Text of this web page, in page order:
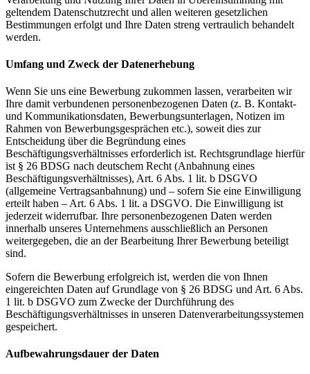
geltendem Datenschutzrecht und allen weiteren gesetzlichen
Bestimmungen erfolgt und Ihre Daten streng vertraulich behandelt
werden.
Umfang und Zweck der Datenerhebung
Wenn Sie uns eine Bewerbung zukommen lassen, verarbeiten wir
Ihre damit verbundenen personenbezogenen Daten (z. B. Kontakt-
und Kommunikationsdaten, Bewerbungsunterlagen, Notizen im
Rahmen von Bewerbungsgesprächen etc.), soweit dies zur
Entscheidung über die Begründung eines
Beschäftigungsverhältnisses erforderlich ist. Rechtsgrundlage hierfür
ist § 26 BDSG nach deutschem Recht (Anbahnung eines
Beschäftigungsverhältnisses), Art. 6 Abs. 1 lit. b DSGVO
(allgemeine Vertragsanbahnung) und – sofern Sie eine Einwilligung
erteilt haben – Art. 6 Abs. 1 lit. a DSGVO. Die Einwilligung ist
jederzeit widerrufbar. Ihre personenbezogenen Daten werden
innerhalb unseres Unternehmens ausschließlich an Personen
weitergegeben, die an der Bearbeitung Ihrer Bewerbung beteiligt
sind.
Sofern die Bewerbung erfolgreich ist, werden die von Ihnen
eingereichten Daten auf Grundlage von § 26 BDSG und Art. 6 Abs.
1 lit. b DSGVO zum Zwecke der Durchführung des
Beschäftigungsverhältnisses in unseren Datenverarbeitungssystemen
gespeichert.
Aufbewahrungsdauer der Daten